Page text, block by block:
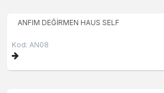
ANFIM DEĞİRMEN HAUS SELF
Kod: AN08